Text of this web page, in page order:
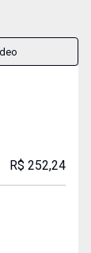
R$ 252,24